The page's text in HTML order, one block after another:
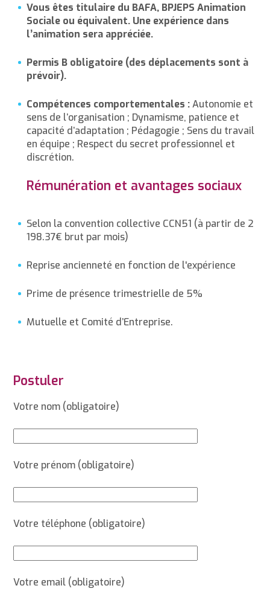
Vous êtes titulaire du BAFA, BPJEPS Animation
Sociale ou équivalent. Une expérience dans
l’animation sera appréciée.
Permis B obligatoire (des déplacements sont à
prévoir).
Compétences comportementales :Autonomie et
sens de l’organisation ; Dynamisme, patience et
capacité d’adaptation ; Pédagogie ; Sens du travail
en équipe ; Respect du secret professionnel et
discrétion.
Rémunération et avantages sociaux
Selon la convention collective CCN51 (à partir de 2
198.37€ brut par mois)
Reprise ancienneté en fonction de l'expérience
Prime de présence trimestrielle de 5%
Mutuelle et Comité d’Entreprise.
Postuler
Votre nom (obligatoire)
Votre prénom (obligatoire)
Votre téléphone (obligatoire)
Votre email (obligatoire)